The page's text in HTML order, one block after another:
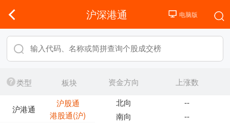
沪深港通
类型 板块
沪港通
沪股通
港股通(沪)
资金方向
上涨数
北向
--
南向
--